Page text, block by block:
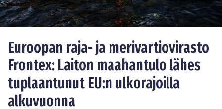
Euroopan raja- ja merivartiovirasto
Frontex: Laiton maahantulo lähes
tuplaantunut EU:n ulkorajoilla
alkuvuonna